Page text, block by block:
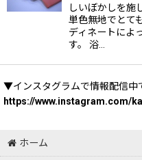
しいぼかしを施
単色無地でとて
ディネートによ
す。 浴…
▼インスタグラムで情報配信中
https://www.instagram.com/
ホーム